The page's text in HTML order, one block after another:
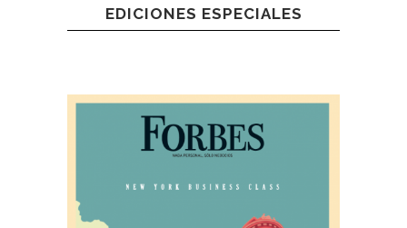
EDICIONES ESPECIALES